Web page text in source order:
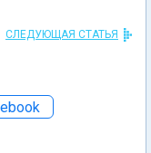
СЛЕДУЮЩАЯ СТАТЬЯ